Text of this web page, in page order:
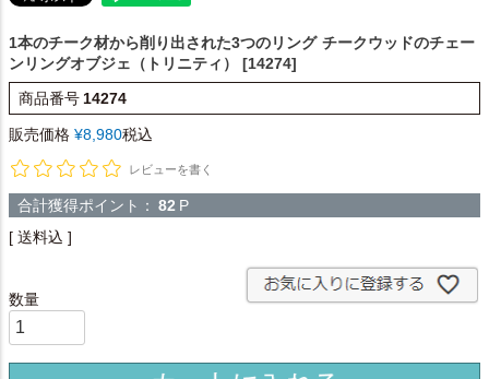
1本のチーク材から削り出された3つのリング チークウッドのチェー
ンリングオブジェ（トリニティ） [14274]
商品番号 14274
販売価格 ¥8,980税込
レビューを書く
合計獲得ポイント： 82 P
送料込